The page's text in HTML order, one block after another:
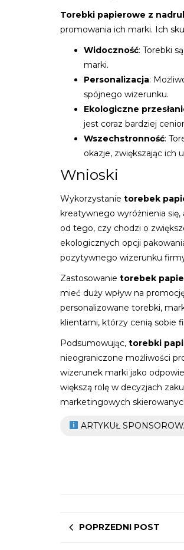
Torebki papierowe z
promowania ich marki. Ich
Widoczność: Torebki
marki.
Personalizacja:
spójnego wizerunku.
Ekologiczne
jest coraz bardziej
Wszechstronność:
okazje, zwiększając ich
Wnioski
Wykorzystanie torebek
kreatywnego wyróżnienia
od tego, czy chodzi o
ekologicznych opcji
pozytywnego wizerunku
Zastosowanie torebek
mieć duży wpływ na
personalizowane torebki,
klientami, którzy cenią sobie
Podsumowując, torebki
nieograniczone możliwości
wizerunek marki jako
większą rolę w decyzjach
marketingowych
ARTYKUŁ
POPRZEDNI POST